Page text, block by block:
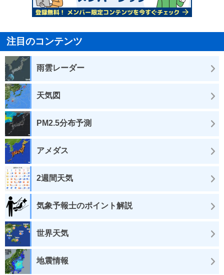
注目のコンテンツ
雨雲レーダー
天気図
PM2.5分布予測
アメダス
2週間天気
気象予報士のポイント解説
世界天気
地震情報